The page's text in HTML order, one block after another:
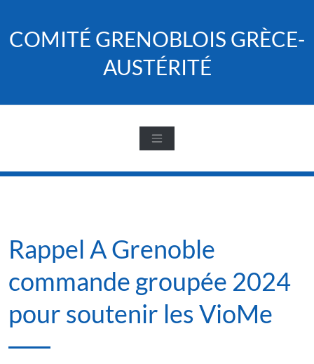
content
COMITÉ GRENOBLOIS GRÈCE-
AUSTÉRITÉ
Rappel A Grenoble
commande groupée 2024
pour soutenir les VioMe